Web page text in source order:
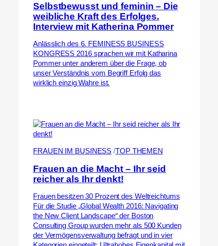
Selbstbewusst und feminin – Die
weibliche Kraft des Erfolges.
Interview mit Katherina Pommer
Anlässlich des 6. FEMINESS BUSINESS
KONGRESS 2016 sprachen wir mit Katharina
Pommer unter anderem über die Frage, ob
unser Verständnis vom Begriff Erfolg das
wirklich einzig Wahre ist.
FRAUEN IM BUSINESS /TOP THEMEN
Frauen an die Macht – Ihr seid
reicher als Ihr denkt!
Frauen besitzen 30 Prozent des Weltreichtums
Für die Studie „Global Wealth 2016: Navigating
the New Client Landscape“ der Boston
Consulting Group wurden mehr als 500 Kunden
der Vermögensverwaltung befragt und in vier